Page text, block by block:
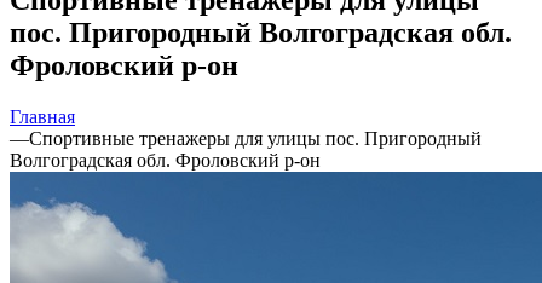
пос. Пригородный Волгоградская обл.
Фроловский р-он
Главная
—Спортивные тренажеры для улицы пос. Пригородный
Волгоградская обл. Фроловский р-он